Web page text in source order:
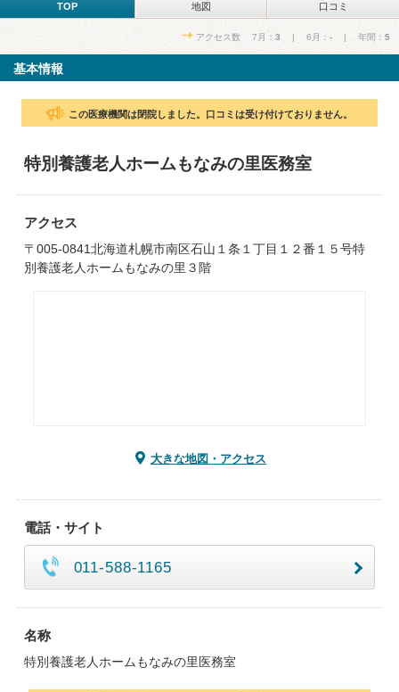
TOP 地図 口コミ
アクセス数 7月： 3 | 6月： - | 年間： 5
基本情報
この医療機関は閉院しました。口コミは受け付けておりません。
特別養護老人ホームもなみの里医務室
アクセス
〒005-0841北海道札幌市南区石山１条１丁目１２番１５号特
別養護老人ホームもなみの里３階
大きな地図・アクセス
電話・サイト
011-588-1165
名称
特別養護老人ホームもなみの里医務室